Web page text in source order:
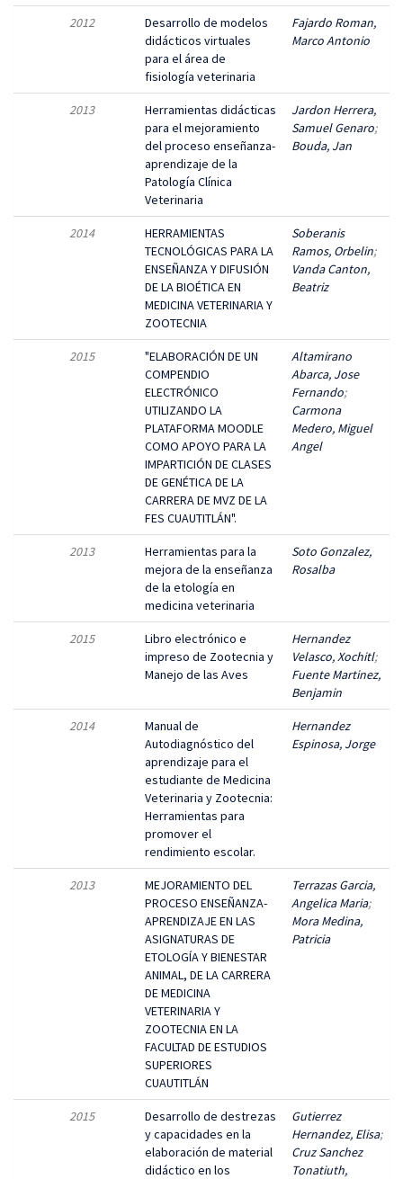
2012
Desarrollo de modelos
didácticos virtuales
para el área de
fisiología veterinaria
Fajardo Roman,
Marco Antonio
2013
Herramientas didácticas
para el mejoramiento
del proceso enseñanza-
aprendizaje de la
Patología Clínica
Veterinaria
Jardon Herrera,
Samuel Genaro;
Bouda, Jan
2014
HERRAMIENTAS
TECNOLÓGICAS PARA LA
ENSEÑANZA Y DIFUSIÓN
DE LA BIOÉTICA EN
MEDICINA VETERINARIA Y
ZOOTECNIA
Soberanis
Ramos, Orbelin;
Vanda Canton,
Beatriz
2015
"ELABORACIÓN DE UN
COMPENDIO
ELECTRÓNICO
UTILIZANDO LA
PLATAFORMA MOODLE
COMO APOYO PARA LA
IMPARTICIÓN DE CLASES
DE GENÉTICA DE LA
CARRERA DE MVZ DE LA
FES CUAUTITLÁN".
Altamirano
Abarca, Jose
Fernando;
Carmona
Medero, Miguel
Angel
2013
Herramientas para la
mejora de la enseñanza
de la etología en
medicina veterinaria
Soto Gonzalez,
Rosalba
2015
Libro electrónico e
impreso de Zootecnia y
Manejo de las Aves
Hernandez
Velasco, Xochitl;
Fuente Martinez,
Benjamin
2014
Manual de
Autodiagnóstico del
aprendizaje para el
estudiante de Medicina
Veterinaria y Zootecnia:
Herramientas para
promover el
rendimiento escolar.
Hernandez
Espinosa, Jorge
2013
MEJORAMIENTO DEL
PROCESO ENSEÑANZA-
APRENDIZAJE EN LAS
ASIGNATURAS DE
ETOLOGÍA Y BIENESTAR
ANIMAL, DE LA CARRERA
DE MEDICINA
VETERINARIA Y
ZOOTECNIA EN LA
FACULTAD DE ESTUDIOS
SUPERIORES
CUAUTITLÁN
Terrazas Garcia,
Angelica Maria;
Mora Medina,
Patricia
2015
Desarrollo de destrezas
y capacidades en la
elaboración de material
didáctico en los
Gutierrez
Hernandez, Elisa;
Cruz Sanchez
Tonatiuth,